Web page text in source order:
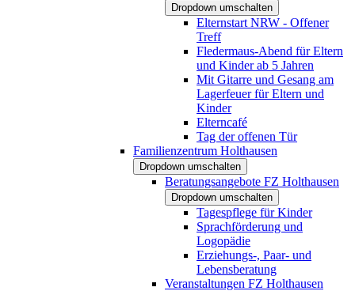
Dropdown umschalten
Elternstart NRW - Offener
Treff
Fledermaus-Abend für Eltern
und Kinder ab 5 Jahren
Mit Gitarre und Gesang am
Lagerfeuer für Eltern und
Kinder
Elterncafé
Tag der offenen Tür
Familienzentrum Holthausen
Dropdown umschalten
Beratungsangebote FZ Holthausen
Dropdown umschalten
Tagespflege für Kinder
Sprachförderung und
Logopädie
Erziehungs-, Paar- und
Lebensberatung
Veranstaltungen FZ Holthausen